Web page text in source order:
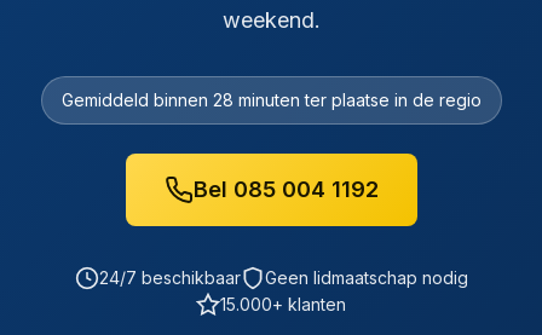
weekend.
Gemiddeld binnen 28 minuten ter plaatse in de regio
Bel 085 004 1192
24/7 beschikbaar
Geen lidmaatschap nodig
15.000+ klanten